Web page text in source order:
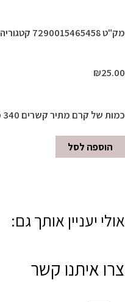
מק"ט7290015465458 קטגוריה
₪25.00
כמות של קרם מתיר קשרים 340 מ"ל
הוספה לסל
אולי יעניין אותך גם:
צרו איתנו קשר